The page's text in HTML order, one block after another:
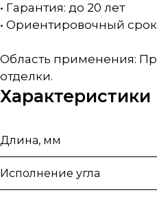
• Гарантия: до 20 лет
• Ориентировочный
Область применения:
отделки.
Характеристики
Длина, мм
Исполнение угла